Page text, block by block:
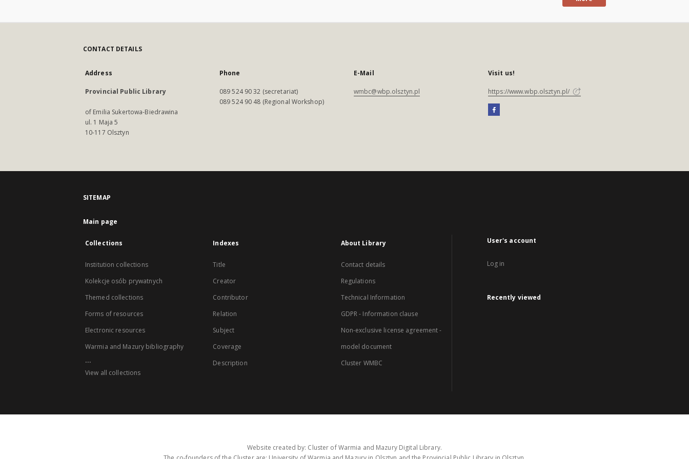
CONTACT DETAILS
Address
Provincial Public Library
of Emilia Sukertowa-Biedrawina
ul. 1 Maja 5
10-117 Olsztyn
Phone
089 524 90 32 (secretariat)
089 524 90 48 (Regional Workshop)
E-Mail
wmbc@wbp.olsztyn.pl
Visit us!
https://www.wbp.olsztyn.pl/
SITEMAP
Main page
Collections
Institution collections
Kolekcje osób prywatnych
Themed collections
Forms of resources
Electronic resources
Warmia and Mazury bibliography
...
View all collections
Indexes
Title
Creator
Contributor
Relation
Subject
Coverage
Description
About Library
Contact details
Regulations
Technical Information
GDPR - Information clause
Non-exclusive license agreement -
model document
Cluster WMBC
User's account
Log in
Recently viewed
Website created by: Cluster of Warmia and Mazury Digital Library.